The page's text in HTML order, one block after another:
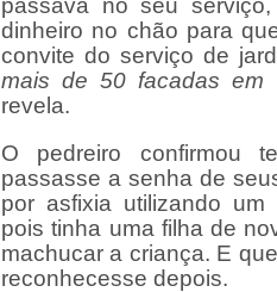
dinheiro no chão para
convite do serviço de
mais de 50 facadas em
revela.
O pedreiro confirmou
passasse a senha de
por asfixia utilizando um
pois tinha uma filha de
machucar a criança. E
reconhecesse depois.